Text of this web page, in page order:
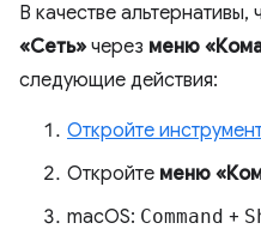
В качестве альтернативы,
«Сеть» через меню
следующие действия:
Откройте
Откройте меню
macOS: Command +